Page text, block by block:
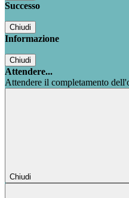
Successo
Chiudi
Informazione
Chiudi
Attendere...
Attendere il completamento
Chiudi